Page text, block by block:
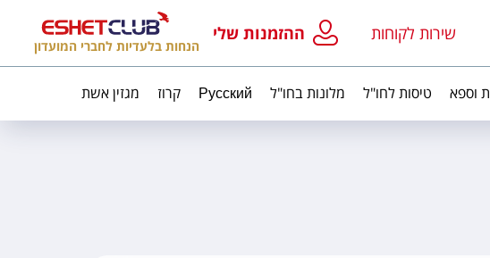
שירות לקוחות ההזמנות שלי
הנחות בלעדיות לחברי המועדון
וספא טיסות לחו"ל מלונות בחו"ל Русский קרוז מגזין אשת